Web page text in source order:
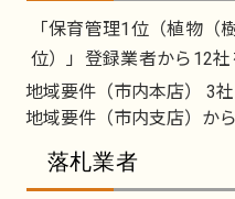
「保育管理1位（植物（
位）」登録業者から12社
地域要件（市内本店） 3社
地域要件（市内支店）か
落札業者